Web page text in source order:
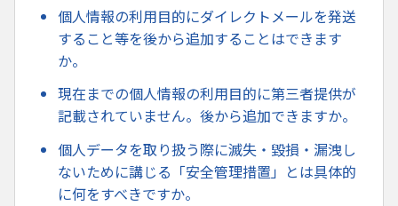
個人情報の利用目的にダイレクトメールを発送
すること等を後から追加することはできます
か。
現在までの個人情報の利用目的に第三者提供が
記載されていません。後から追加できますか。
個人データを取り扱う際に滅失・毀損・漏洩し
ないために講じる「安全管理措置」とは具体的
に何をすべきですか。